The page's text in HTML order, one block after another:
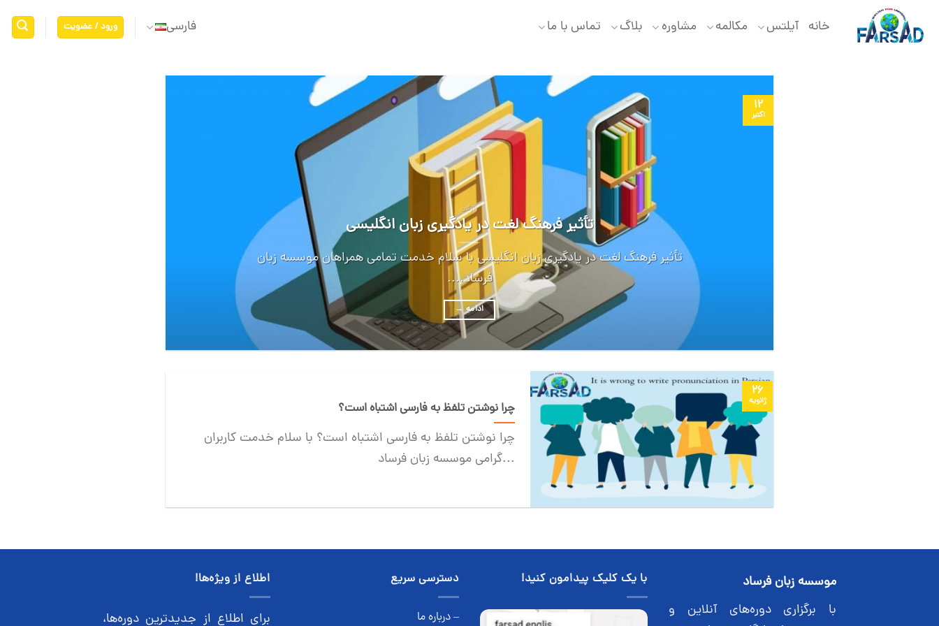
content
خانه آیلتس مکالمه مشاوره بلاگ تماس با ما فارسی ورود / عضویت
واژگان
تأثیر فرهنگ لغت در یادگیری زبان انگلیسی
تأثیر فرهنگ لغت در یادگیری زبان انگلیسی با سلام خدمت تمامی همراهان موسسه زبان
فرساد....
ادامه→
12
اکتبر
چرا نوشتن تلفظ به فارسی اشتباه است؟
چرا نوشتن تلفظ به فارسی اشتباه است؟ با سلام خدمت کاربران
گرامی موسسه زبان فرساد...
26
ژانویه
موسسه زبان فرساد
با برگزاری دوره‌های آنلاین و
با یک کلیک پیدامون کنید! دسترسی سریع
– درباره ما
اطلاع از ویژه‌ها!
برای اطلاع از جدیدترین دوره‌ها،